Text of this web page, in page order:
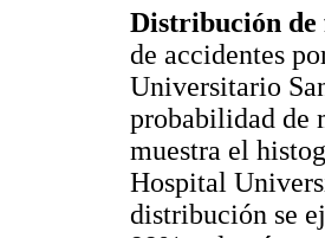
Distribución de
de accidentes
Universitario
probabilidad de
muestra el
Hospital
distribución se